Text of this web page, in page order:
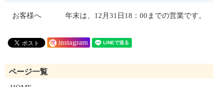
お客様へ 年末は、12月31日18：00までの営業です。
instagram